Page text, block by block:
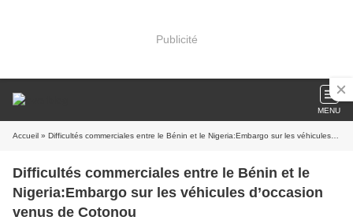
Publicité
MENU
Accueil » Difficultés commerciales entre le Bénin et le Nigeria:Embargo sur les véhicules d’occasion venus de Cotonou
Difficultés commerciales entre le Bénin et le
Nigeria:Embargo sur les véhicules d’occasion
venus de Cotonou